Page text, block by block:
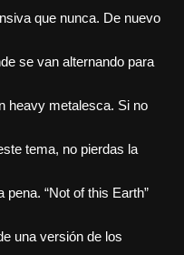
que nunca. De nuevo
se van alternando para
heavy metalesca. Si no
tema, no pierdas la
“Not of this Earth”
una versión de los